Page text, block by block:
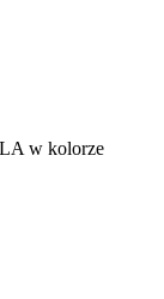
w kolorze